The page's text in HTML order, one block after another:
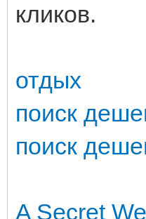
кликов.
отдых
поиск
поиск
A Secret